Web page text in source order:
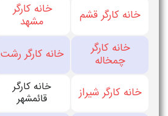
خانه کارگر قشم خانه کارگر
مشهد
خانه کارگر
چمخاله خانه کارگر رشت
خانه کارگر شیراز
خانه کارگر
قائمشهر